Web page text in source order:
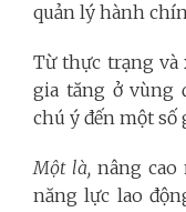
quản lý hành
Từ thực trạng và
gia tăng ở vùng
chú ý đến một số
Một là,nâng cao
năng lực lao